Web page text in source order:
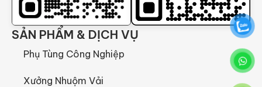
SẢN PHẨM & DỊCH VỤ
Phụ Tùng Công Nghiệp
Xưởng Nhuộm Vải